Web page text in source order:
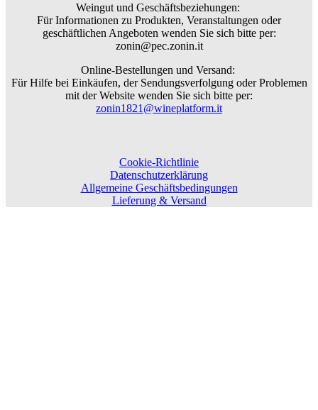
Weingut und Geschäftsbeziehungen:
Für Informationen zu Produkten, Veranstaltungen oder
geschäftlichen Angeboten wenden Sie sich bitte per:
zonin@pec.zonin.it
Online-Bestellungen und Versand:
Für Hilfe bei Einkäufen, der Sendungsverfolgung oder Problemen
mit der Website wenden Sie sich bitte per:
zonin1821@wineplatform.it
Cookie-Richtlinie
Datenschutzerklärung
Allgemeine Geschäftsbedingungen
Lieferung & Versand